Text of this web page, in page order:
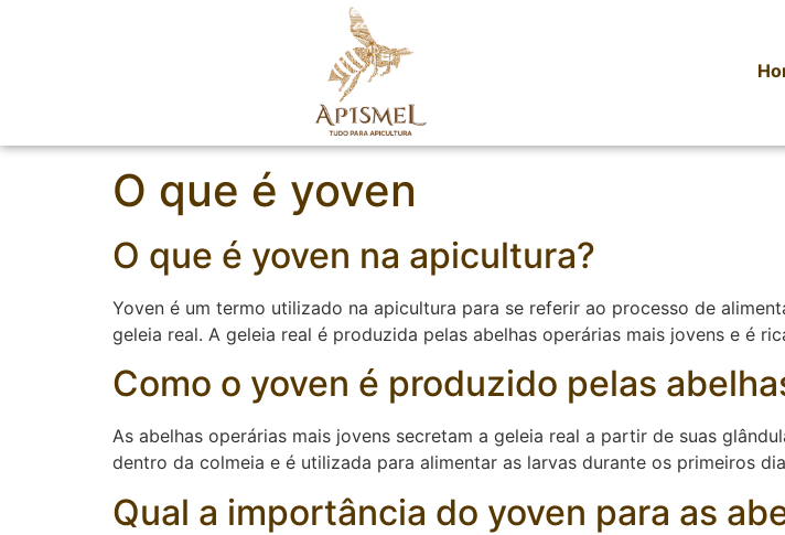
O que é yoven
O que é yoven na apicultura?
Yoven é um termo utilizado na apicultura para se referir ao processo de
geleia real. A geleia real é produzida pelas abelhas operárias mais jovens e é
Como o yoven é produzido pelas
As abelhas operárias mais jovens secretam a geleia real a partir de suas
dentro da colmeia e é utilizada para alimentar as larvas durante os primeiros
Qual a importância do yoven para as